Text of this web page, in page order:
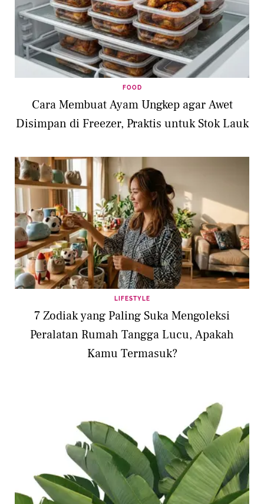
FOOD
Cara Membuat Ayam Ungkep agar Awet
Disimpan di Freezer, Praktis untuk Stok Lauk
LIFESTYLE
7 Zodiak yang Paling Suka Mengoleksi
Peralatan Rumah Tangga Lucu, Apakah
Kamu Termasuk?